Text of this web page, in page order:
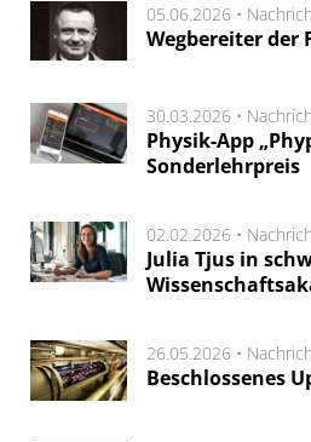
05.06.2026 •
Wegbereiter der
30.03.2026 •
Physik-App
Sonderlehrpreis
02.02.2026 •
Julia Tjus in
26.05.2026 •
Beschlossenes